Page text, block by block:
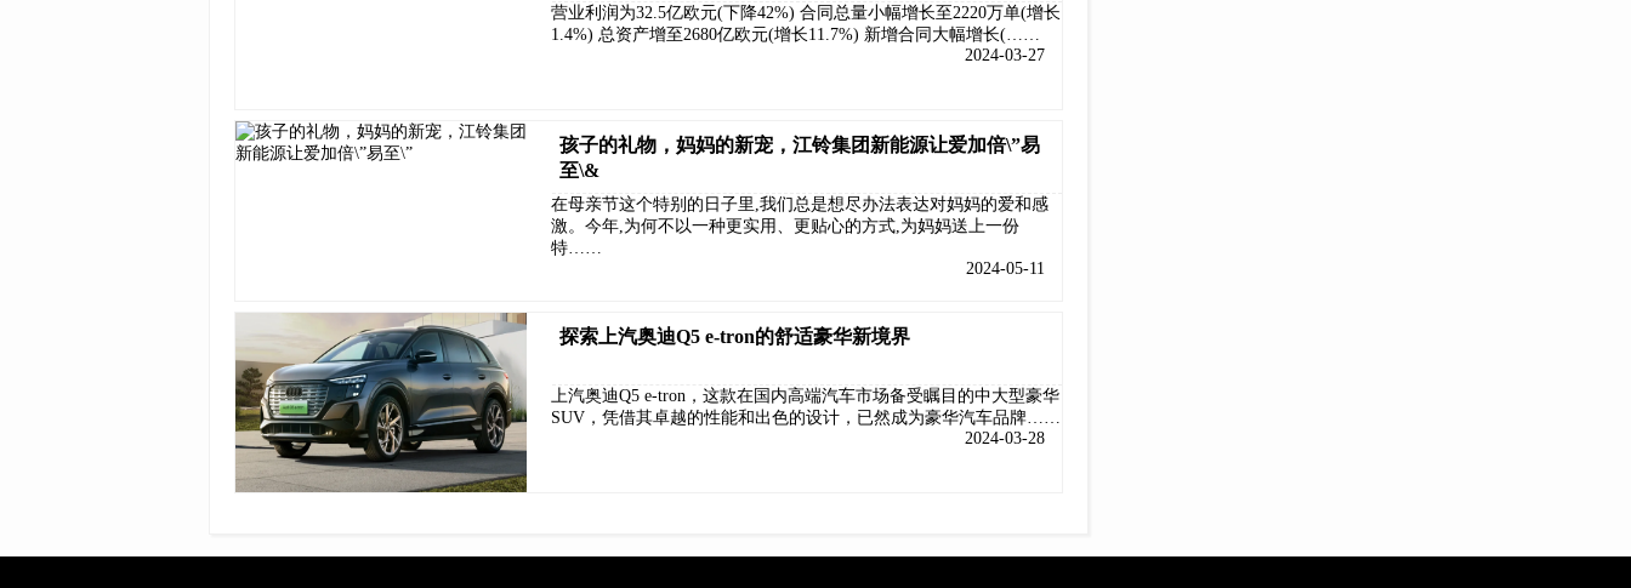
营业利润为32.5亿欧元(下降42%) 合同总量小幅增长至2220万单(增长
1.4%) 总资产增至2680亿欧元(增长11.7%) 新增合同大幅增长(……
2024-03-27
孩子的礼物，妈妈的新宠，江铃集团新能源让爱加倍\”易
至\&
在母亲节这个特别的日子里,我们总是想尽办法表达对妈妈的爱和感
激。今年,为何不以一种更实用、更贴心的方式,为妈妈送上一份
特……
2024-05-11
探索上汽奥迪Q5 e-tron的舒适豪华新境界
上汽奥迪Q5 e-tron，这款在国内高端汽车市场备受瞩目的中大型豪华
SUV，凭借其卓越的性能和出色的设计，已然成为豪华汽车品牌……
2024-03-28